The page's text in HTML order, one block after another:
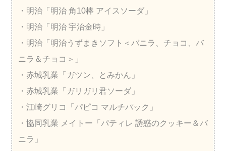
・明治「明治 角10棒 アイスソーダ」
・明治「明治 宇治金時」
・明治「明治うずまきソフト＜バニラ、チョコ、バ
ニラ＆チョコ＞」
・赤城乳業「ガツン、とみかん」
・赤城乳業「ガリガリ君ソーダ」
・江崎グリコ「パピコ マルチパック」
・協同乳業 メイトー「パティレ 誘惑のクッキー＆バ
ニラ」